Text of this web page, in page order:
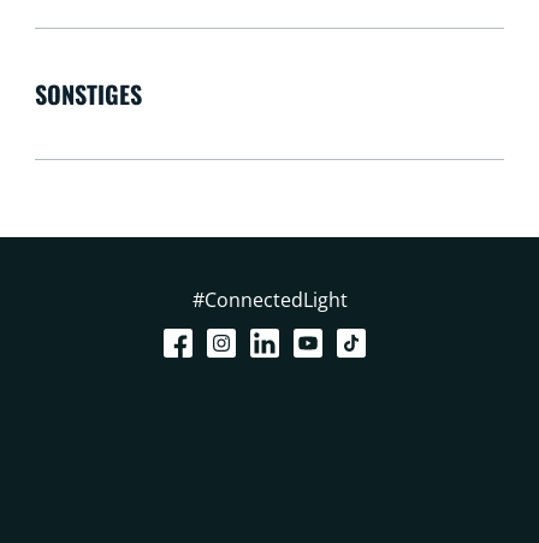
SONSTIGES
#ConnectedLight